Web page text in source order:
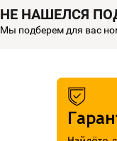
НЕ НАШЕЛСЯ
Мы подберем для вас